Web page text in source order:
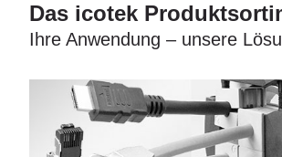
Das icotek
Ihre Anwendung – unsere